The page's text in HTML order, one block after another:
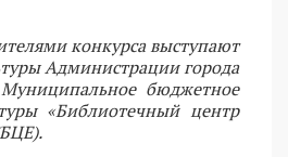
конкурса выступают
Администрации города
бюджетное
«Библиотечный центр